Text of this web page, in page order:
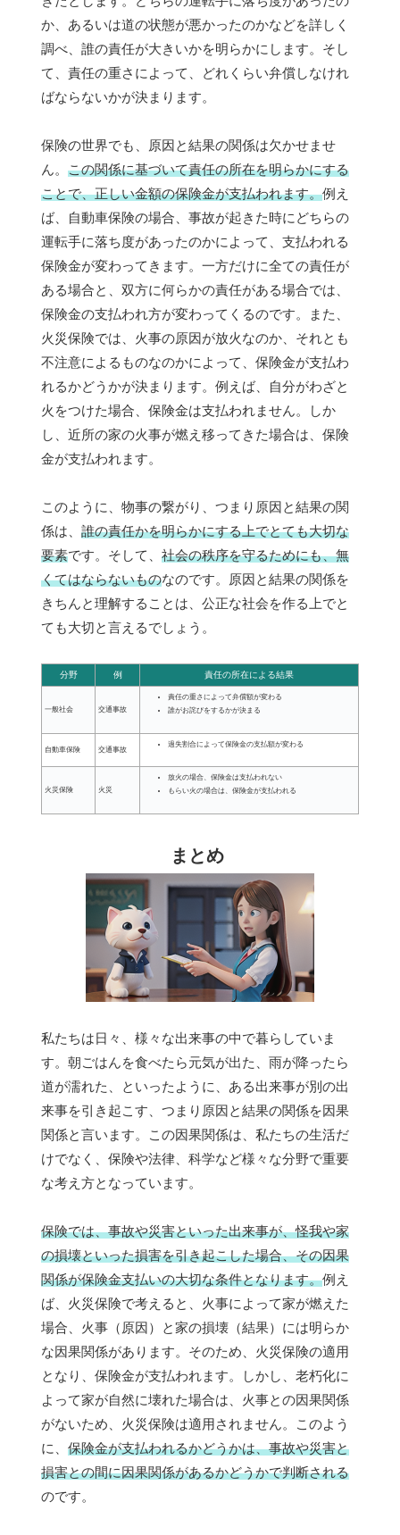
か、あるいは道の状態が悪かったのかなどを詳しく
調べ、誰の責任が大きいかを明らかにします。そし
て、責任の重さによって、どれくらい弁償しなけれ
ばならないかが決まります。
保険の世界でも、原因と結果の関係は欠かせませ
ん。 この関係に基づいて責任の所在を明らかにする
ことで、正しい金額の保険金が支払われます。例え
ば、自動車保険の場合、事故が起きた時にどちらの
運転手に落ち度があったのかによって、支払われる
保険金が変わってきます。一方だけに全ての責任が
ある場合と、双方に何らかの責任がある場合では、
保険金の支払われ方が変わってくるのです。また、
火災保険では、火事の原因が放火なのか、それとも
不注意によるものなのかによって、保険金が支払わ
れるかどうかが決まります。例えば、自分がわざと
火をつけた場合、保険金は支払われません。しか
し、近所の家の火事が燃え移ってきた場合は、保険
金が支払われます。
このように、物事の繋がり、つまり原因と結果の関
係は、 誰の責任かを明らかにする上でとても大切な
要素です。そして、 社会の秩序を守るためにも、無
くてはならないものなのです。原因と結果の関係を
きちんと理解することは、公正な社会を作る上でと
ても大切と言えるでしょう。
分野 例 責任の所在による結果
一般社会 交通事故
責任の重さによって弁償額が変わる
誰がお詫びをするかが決まる
自動車保険 交通事故
過失割合によって保険金の支払額が変わる
火災保険 火災
放火の場合、保険金は支払われない
もらい火の場合は、保険金が支払われる
まとめ
私たちは日々、様々な出来事の中で暮らしていま
す。朝ごはんを食べたら元気が出た、雨が降ったら
道が濡れた、といったように、ある出来事が別の出
来事を引き起こす、つまり原因と結果の関係を因果
関係と言います。この因果関係は、私たちの生活だ
けでなく、保険や法律、科学など様々な分野で重要
な考え方となっています。
保険では、事故や災害といった出来事が、怪我や家
の損壊といった損害を引き起こした場合、その因果
関係が保険金支払いの大切な条件となります。例え
ば、火災保険で考えると、火事によって家が燃えた
場合、火事（原因）と家の損壊（結果）には明らか
な因果関係があります。そのため、火災保険の適用
となり、保険金が支払われます。しかし、老朽化に
よって家が自然に壊れた場合は、火事との因果関係
がないため、火災保険は適用されません。このよう
に、 保険金が支払われるかどうかは、事故や災害と
損害との間に因果関係があるかどうかで判断される
のです。